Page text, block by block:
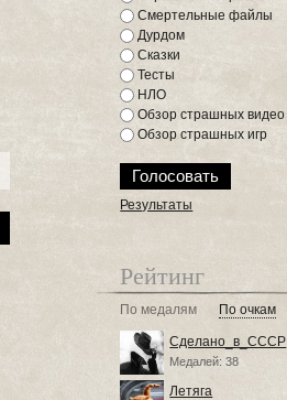
Смертельные файлы
Дурдом
Сказки
Тесты
НЛО
Обзор страшных видео
Обзор страшных игр
Результаты
Рейтинг
По медалям По очкам
Сделано_в_СССР
Медалей: 38
Летяга